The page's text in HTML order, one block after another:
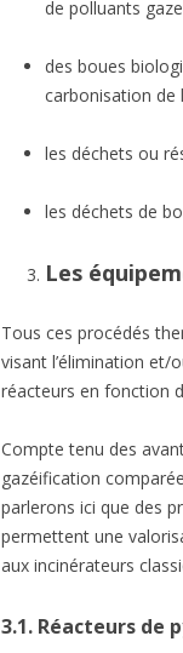
de polluants
des boues
carbonisation de
les déchets ou
les déchets de
Les
Tous ces procédés
visant l’élimination et/
réacteurs en fonction
Compte tenu des
gazéification
parlerons ici que des
permettent une
aux incinérateurs
3.1. Réacteurs de